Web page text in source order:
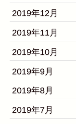
2019年12月
2019年11月
2019年10月
2019年9月
2019年8月
2019年7月